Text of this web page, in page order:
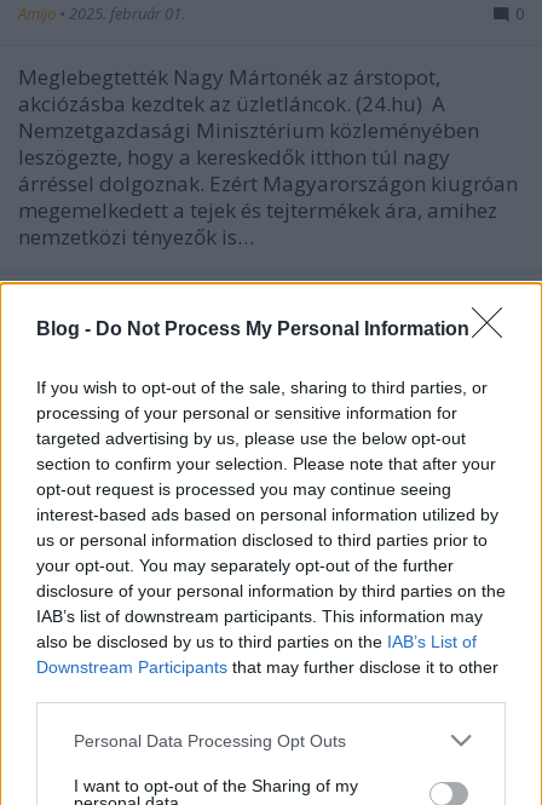
Blog - Do Not Process My Personal Information
If you wish to opt-out of the sale, sharing to third parties, or
processing of your personal or sensitive information for
targeted advertising by us, please use the below opt-out
section to confirm your selection. Please note that after your
opt-out request is processed you may continue seeing
interest-based ads based on personal information utilized by
us or personal information disclosed to third parties prior to
your opt-out. You may separately opt-out of the further
disclosure of your personal information by third parties on the
IAB’s list of downstream participants. This information may
also be disclosed by us to third parties on the IAB’s List of
Downstream Participants that may further disclose it to other
Please note that this website/app uses one or more Google
not limited to your visit or usage behaviour. You may click to
Personal Data Processing Opt Outs
I want to opt-out of the Sharing of my
Amijo • 2025. február 01. 0
Meglebegtették Nagy Mártonék az árstopot,
akciózásba kezdtek az üzletláncok. (24.hu) A
Nemzetgazdasági Minisztérium közleményében
leszögezte, hogy a kereskedők itthon túl nagy
árréssel dolgoznak. Ezért Magyarországon kiugróan
megemelkedett a tejek és tejtermékek ára, amihez
nemzetközi tényezők is…
Mennyi az annyi? [356.]
Fejezetek a szocializmus politikai
gazdaságtanából.